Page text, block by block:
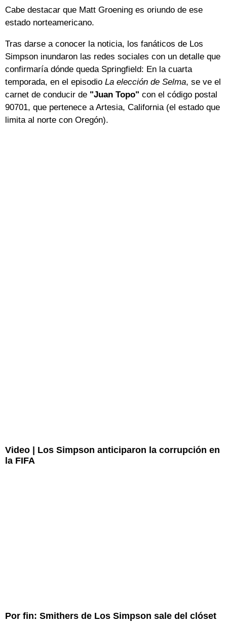
Cabe destacar que Matt Groening es oriundo de ese
estado norteamericano.
Tras darse a conocer la noticia, los fanáticos de Los
Simpson inundaron las redes sociales con un detalle que
confirmaría dónde queda Springfield: En la cuarta
temporada, en el episodio La elección de Selma, se ve el
carnet de conducir de "Juan Topo" con el código postal
90701, que pertenece a Artesia, California (el estado que
limita al norte con Oregón).
Video | Los Simpson anticiparon la corrupción en
la FIFA
Por fin: Smithers de Los Simpson sale del clóset